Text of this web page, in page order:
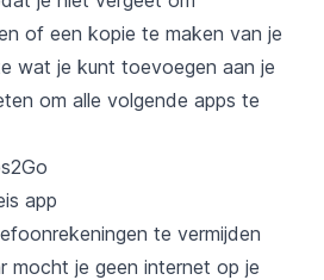
of een kopie te maken van je
wat je kunt toevoegen aan je
om alle volgende apps te
te vermijden
mocht je geen internet op je